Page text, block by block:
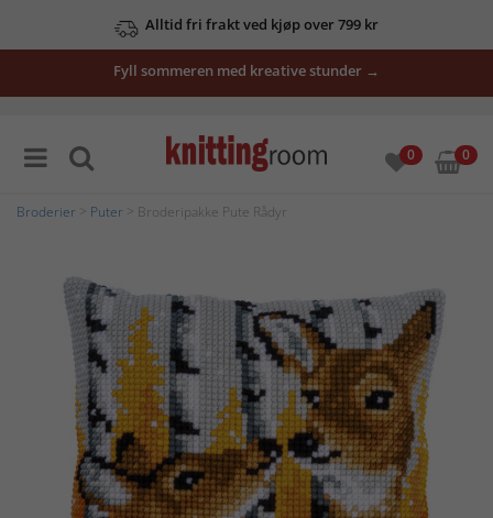
Alltid fri frakt ved kjøp over 799 kr
Fyll sommeren med kreative stunder →
0 0
Broderier Puter > Broderipakke Pute Rådyr